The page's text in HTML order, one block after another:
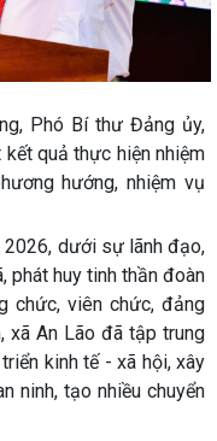
Phó Bí thư Đảng ủy,
quả thực hiện nhiệm
hướng, nhiệm vụ
2026, dưới sự lãnh đạo,
phát huy tinh thần đoàn
chức, viên chức, đảng
xã An Lão đã tập trung
kinh tế - xã hội, xây
ninh, tạo nhiều chuyển